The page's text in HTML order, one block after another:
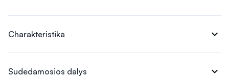
Charakteristika expand_more
Sudedamosios dalys expand_more